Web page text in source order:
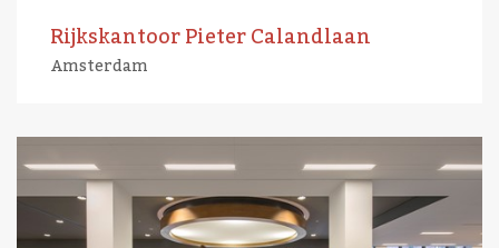
Rijkskantoor Pieter Calandlaan
Amsterdam